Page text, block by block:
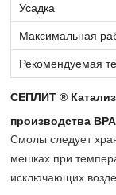
Усадка
Максимальная
Рекомендуемая
СЕПЛИТ ®
производства
Смолы следует
мешках при
исключающих